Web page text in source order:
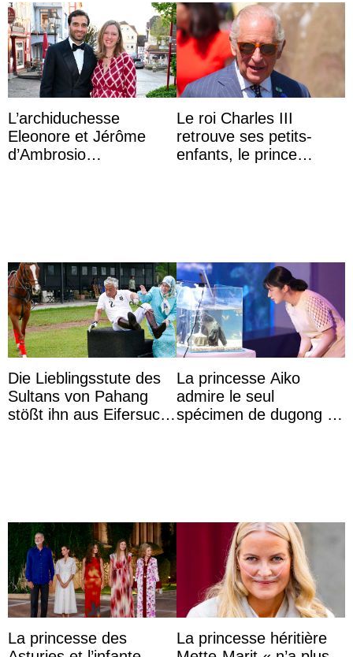
L’archiduchesse
Eleonore et Jérôme
d’Ambrosio
Le roi Charles III
retrouve ses petits-
enfants, le prince
Die Lieblingsstute des
Sultans von Pahang
stößt ihn aus Eifersucht
La princesse Aiko
admire le seul
spécimen de dugong en
La princesse des
La princesse héritière